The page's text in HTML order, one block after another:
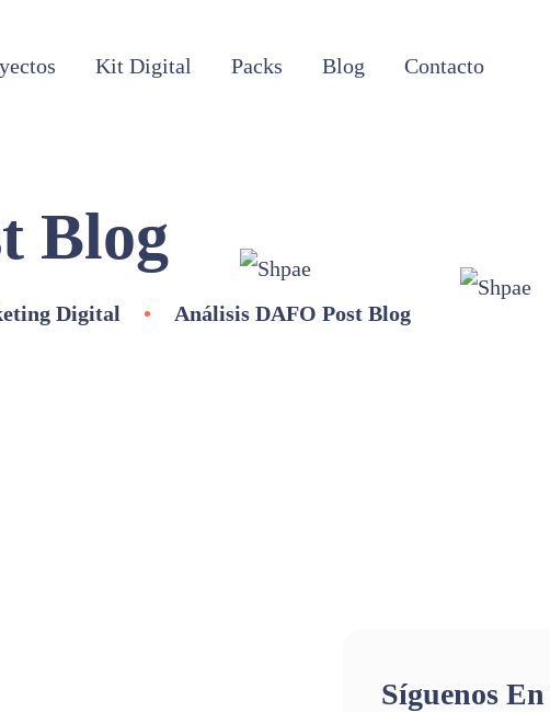
Kit Digital Packs Blog Contacto
Blog
Digital • Análisis DAFO Post Blog
Síguenos